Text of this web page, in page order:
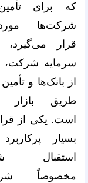
که برای
شرکت‌ها
قرار می‌گیرد،
سرمایه شرکت،
از بانک‌ها و
طریق بازار
است. یکی از
بسیار
استقبال
مخصوصاً